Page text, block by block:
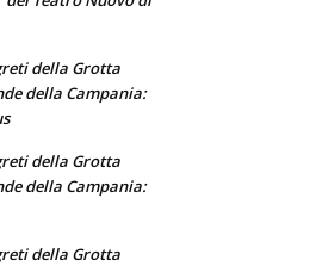
della Grotta
della Campania:
della Grotta
della Campania:
della Grotta